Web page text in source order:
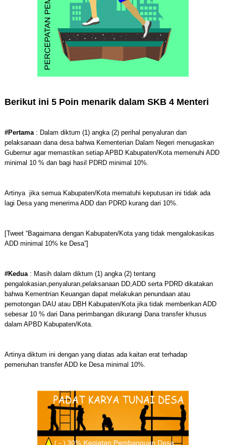
Berikut ini 5 Poin menarik dalam SKB 4 Menteri
#Pertama: Dalam diktum (1) angka (2) perihal penyaluran dan
pelaksanaan dana desa bahwa Kementerian Dalam Negeri menugaskan
Gubernur agar memastikan setiap APBD Kabupaten/Kota memenuhi ADD
minimal 10 % dan bagi hasil PDRD minimal 10%.
Artinya jika semua Kabupaten/Kota mematuhi keputusan ini tidak ada
lagi Desa yang menerima ADD dan PDRD kurang dari 10%.
[Tweet “Bagaimana dengan Kabupaten/Kota yang tidak mengalokasikas
ADD minimal 10% ke Desa”]
#Kedua: Masih dalam diktum (1) angka (2) tentang
pengalokasian,penyaluran,pelaksanaan DD,ADD serta PDRD dikatakan
bahwa Kementrian Keuangan dapat melakukan penundaan atau
pemotongan DAU atau DBH Kabupaten/Kota jika tidak memberikan ADD
sebesar 10 % dari Dana perimbangan dikurangi Dana transfer khusus
dalam APBD Kabupaten/Kota.
Artinya diktum ini dengan yang diatas ada kaitan erat terhadap
pemenuhan transfer ADD ke Desa minimal 10%.